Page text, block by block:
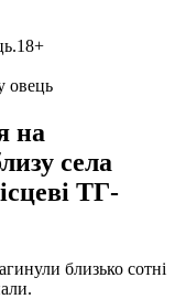
овець
на
села
ТГ-
близько сотні